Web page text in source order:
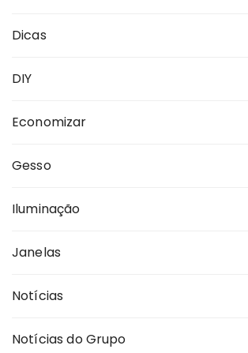
Dicas
DIY
Economizar
Gesso
Iluminação
Janelas
Notícias
Notícias do Grupo